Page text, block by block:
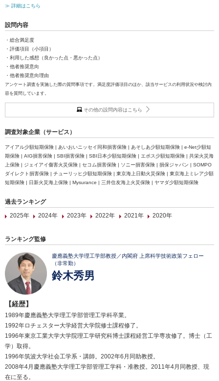
≫ 詳細はこちら
設問内容
・総合満足度
・評価項目（小項目）
・利用した感想（良かった点・悪かった点）
・他者推奨意向
・他者推奨意向理由
アンケート調査を実施した際の質問事項です。満足度評価項目のほか、該当サービスの利用状況や検討内
容を質問しています。
その他の設問内容はこちら
調査対象企業（サービス）
アイアル少額短期保険 | あいおいニッセイ同和損害保険 | あそしあ少額短期保険 | e-Net少額短
期保険 | AIG損害保険 | SBI損害保険 | SBI日本少額短期保険 | エポス少額短期保険 | 共栄火災海
上保険 | ジェイアイ傷害火災保険 | セコム損害保険 | ソニー損害保険 | 損保ジャパン | SOMPO
ダイレクト損害保険 | チューリッヒ少額短期保険 | 東京海上日動火災保険 | 東京海上ミレア少額
短期保険 | 日新火災海上保険 | Mysurance | 三井住友海上火災保険 | ヤマダ少額短期保険
過去ランキング
2025年
2024年 2023年 2022年 2021年 2020年
ランキング監修
慶應義塾大学理工学部教授／内閣府 上席科学技術政策フェロー
（非常勤）
鈴木秀男
【経歴】
1989年慶應義塾大学理工学部管理工学科卒業。
1992年ロチェスター大学経営大学院修士課程修了。
1996年東京工業大学大学院理工学研究科博士課程経営工学専攻修了。博士（工
学）取得。
1996年筑波大学社会工学系・講師。2002年6月同助教授。
2008年4月慶應義塾大学理工学部管理工学科・准教授。2011年4月同教授、現
在に至る。